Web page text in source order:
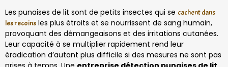
Les punaises de lit sont de petits insectes qui se cachent dans
les recoins les plus étroits et se nourrissent de sang humain,
provoquant des démangeaisons et des irritations cutanées.
Leur capacité à se multiplier rapidement rend leur
éradication d’autant plus difficile si des mesures ne sont pas